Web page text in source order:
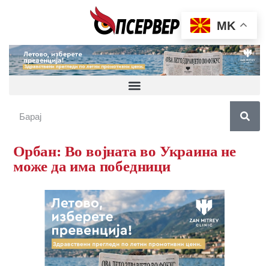
Орбан: Во војната во Украина не
може да има победници
MK